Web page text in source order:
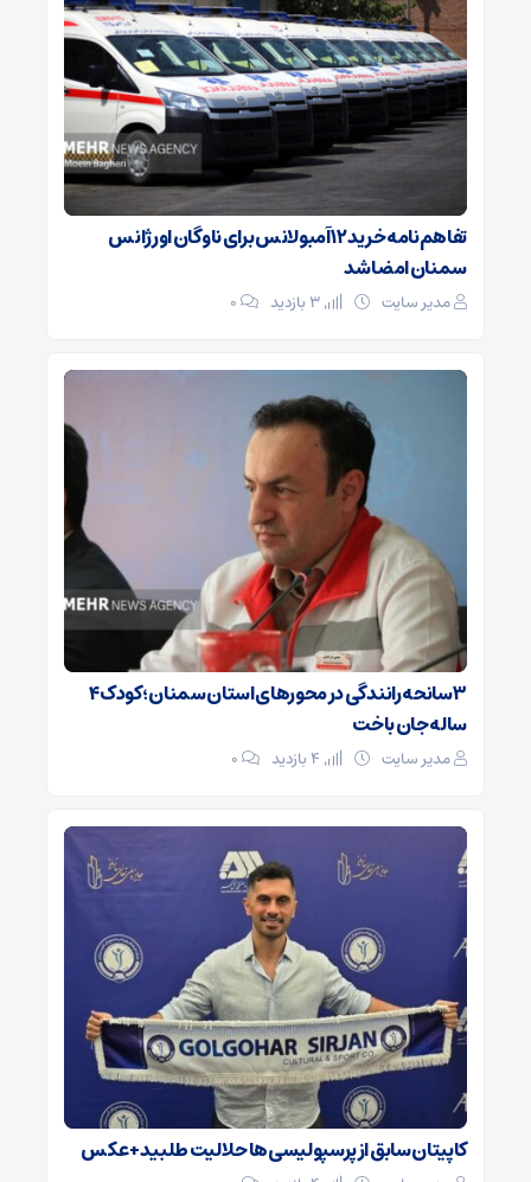
تفاهم‌نامه خرید ۱۲ آمبولانس برای ناوگان اورژانس
سمنان امضا شد
مدیر سایت ۰
۳ سانحه رانندگی در محورهای استان سمنان؛ کودک ۴
ساله جان باخت
مدیر سایت ۰
کاپیتان سابق از پرسپولیسی‌ها حلالیت طلبید + عکس